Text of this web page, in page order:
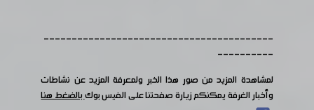
-----------------------------------------
----------
لمشاهدة المزيد من صور هذا الخبر ولمعرفة المزيد عن نشاطات
وأخبار الغرفة يمكنكم زيارة صفحتنا على الفيس بوكبالضغط هنا